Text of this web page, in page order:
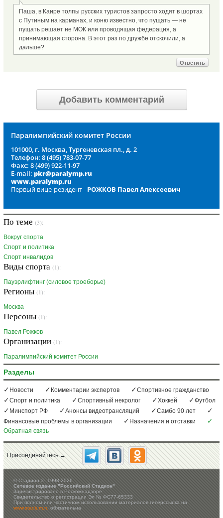
Паша, в Каире толпы русских туристов запросто ходят в шортах
с Путиным на карманах, и коню известно, что пущать — не
пущать решает не МОК или проводящая федерация, а
принимающая сторона. В этот раз по дружбе отскочили, а
дальше?
Ответить
Добавить комментарий
Паралимпийский комитет России
101000, г. Москва, Тургеневская пл., д. 2
Телефон: 8 (495) 783-07-77
Факс: 8 (499) 922-11-97
E-mail: pkr@paralymp.ru
www.paralymp.ru
Первый вице-резидент - РОЖКОВ Павел Алексеевич
По теме (3):
Вокруг спорта
Спорт и политика
Спорт инвалидов
Виды спорта (1):
Пауэрлифтинг (силовое троеборье)
Регионы (1):
Москва
Персоны (1):
Павел Рожков
Организации (1):
Паралимпийский комитет России
Разделы
Новости Комментарии экспертов
Спортивное гражданство
Спорт и политика
Спортивный некролог Хоккей
Футбол
Минспорт РФ
Анонсы видеотрансляций
Самбо 90 лет
Финансовые проблемы в организации
Назначения и отставки
Обратная связь
Присоединяйтесь →
©Стадион ®, 1998-2026
Сетевое издание "Российский Стадион"
Зарегистрировано в Роскомнадзоре
Свидетельство о регистрации Эл № ФС77-65333
При полном или частичном использовании материалов гиперссылка на
www.stadium.ruобязательна